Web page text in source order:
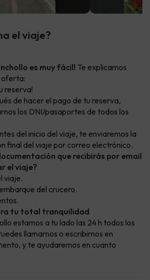
el viaje?
es muy fácil! Te explicamos
oferta:
reserva!
de hacer el pago de tu reserva,
los DNI/pasaportes de todos los
del inicio del viaje, te enviaremos la
final del viaje por correo electrónico.
que recibirás por email
el viaje?
viaje.
del crucero.
tu total tranquilidad
estamos a tu lado las 24 h todos los
llamarnos o escribirnos en
y te ayudaremos en cuanto